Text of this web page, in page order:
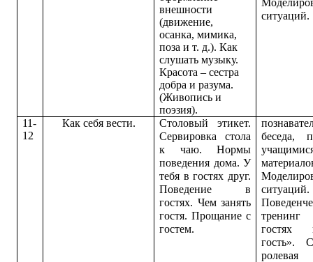
внешности
(движение,
осанка, мимика,
поза и т. д.). Как
слушать музыку.
Красота – сестра
добра и разума.
(Живопись и
поэзия).
ситуаций.
11-
12
Как себя вести.
Столовый этикет.
Сервировка стола
к чаю. Нормы
поведения дома. У
тебя в гостях друг.
Поведение в
гостях. Чем занять
гостя. Прощание с
гостем.
п
беседа,
ситуаций.
гость».